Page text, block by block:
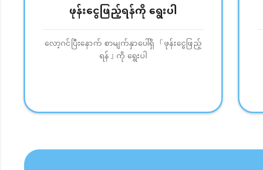
ဖုန်းငွေဖြည့်ရန်ကို ရွေးပါ
လော့ဂင်ပြီးနောက် စာမျက်နှာပေါ်ရှိ 「ဖုန်းငွေဖြည့်
ရန်」ကို ရွေးပါ